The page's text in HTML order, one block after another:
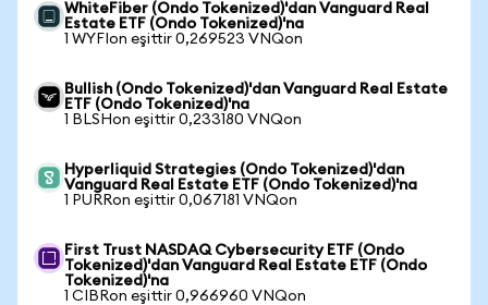
WhiteFiber (Ondo Tokenized)'dan Vanguard Real
Estate ETF (Ondo Tokenized)'na
1 WYFIon eşittir 0,269523 VNQon
Bullish (Ondo Tokenized)'dan Vanguard Real Estate
ETF (Ondo Tokenized)'na
1 BLSHon eşittir 0,233180 VNQon
Hyperliquid Strategies (Ondo Tokenized)'dan
Vanguard Real Estate ETF (Ondo Tokenized)'na
1 PURRon eşittir 0,067181 VNQon
First Trust NASDAQ Cybersecurity ETF (Ondo
Tokenized)'dan Vanguard Real Estate ETF (Ondo
Tokenized)'na
1 CIBRon eşittir 0,966960 VNQon